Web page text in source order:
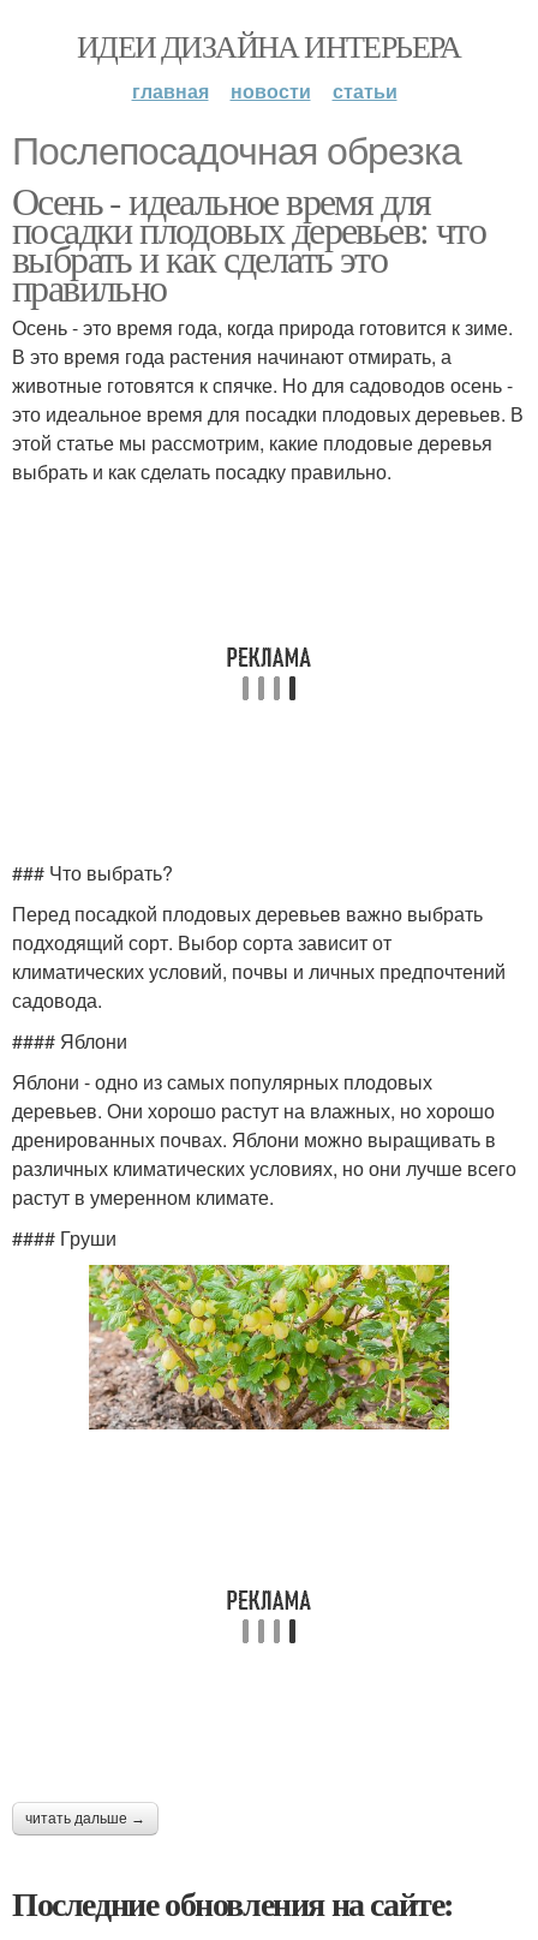
ИДЕИ ДИЗАЙНА ИНТЕРЬЕРА
главная новости статьи
Послепосадочная обрезка
Осень - идеальное время для
посадки плодовых деревьев: что
выбрать и как сделать это
правильно
Осень - это время года, когда природа готовится к зиме.
В это время года растения начинают отмирать, а
животные готовятся к спячке. Но для садоводов осень -
это идеальное время для посадки плодовых деревьев. В
этой статье мы рассмотрим, какие плодовые деревья
выбрать и как сделать посадку правильно.
### Что выбрать?
Перед посадкой плодовых деревьев важно выбрать
подходящий сорт. Выбор сорта зависит от
климатических условий, почвы и личных предпочтений
садовода.
#### Яблони
Яблони - одно из самых популярных плодовых
деревьев. Они хорошо растут на влажных, но хорошо
дренированных почвах. Яблони можно выращивать в
различных климатических условиях, но они лучше всего
растут в умеренном климате.
#### Груши
читать дальше →
Последние обновления на сайте: